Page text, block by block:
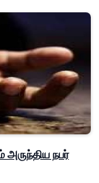
அருந்திய நபர்